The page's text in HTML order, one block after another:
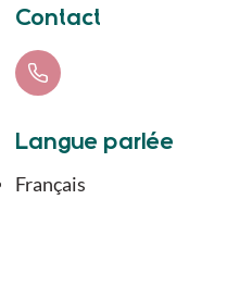
Contact
Langue parlée
Français